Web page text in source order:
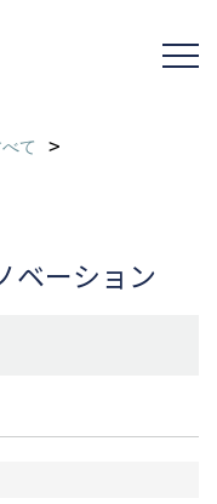
て
ーション